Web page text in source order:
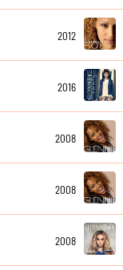
2012
2016
2008
2008
2008